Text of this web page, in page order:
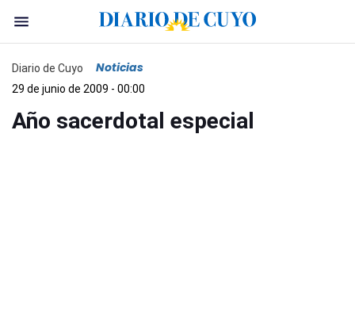
Diario de Cuyo Noticias
29 de junio de 2009 - 00:00
Año sacerdotal especial